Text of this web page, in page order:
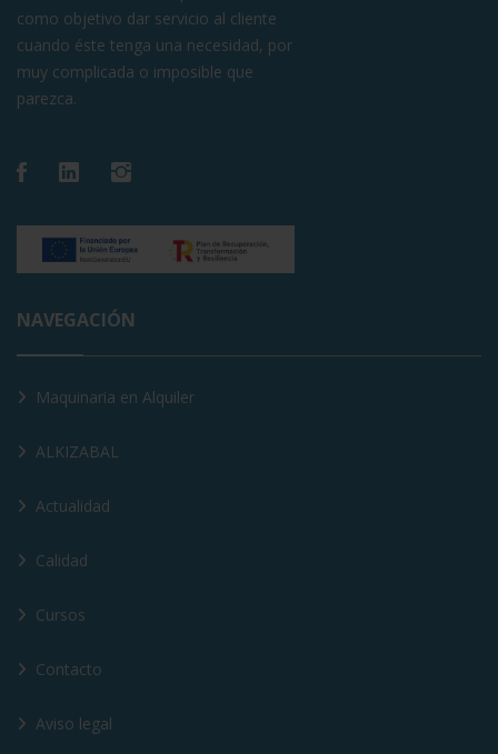
como objetivo dar servicio al cliente
cuando éste tenga una necesidad, por
muy complicada o imposible que
parezca.
NAVEGACIÓN
Maquinaria en Alquiler
ALKIZABAL
Actualidad
Calidad
Cursos
Contacto
Aviso legal